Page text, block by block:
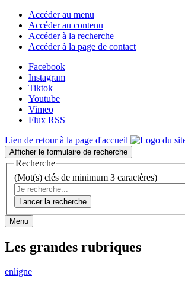
Accéder au menu
Accéder au contenu
Accéder à la recherche
Accéder à la page de contact
Facebook
Instagram
Tiktok
Youtube
Vimeo
Flux RSS
Lien de retour à la page d'accueil
Afficher le formulaire de recherche
Recherche
(Mot(s) clés de minimum 3 caractères)
Lancer la recherche
Menu
Les grandes rubriques
enligne